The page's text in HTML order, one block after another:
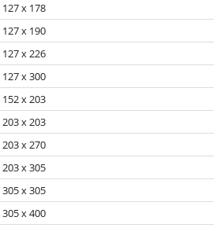
127 x 178
127 x 190
127 x 226
127 x 300
152 x 203
203 x 203
203 x 270
203 x 305
305 x 305
305 x 400